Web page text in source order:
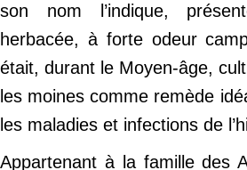
son nom l’indique,
herbacée, à forte odeur
était, durant le Moyen-âge,
les moines comme remède
les maladies et infections de
Appartenant à la famille des